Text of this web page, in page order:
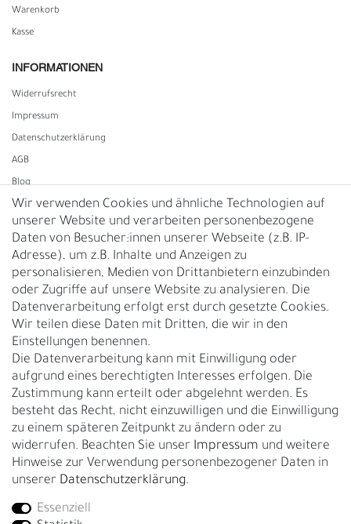
Warenkorb
Kasse
INFORMATIONEN
Widerrufs­recht
Impressum
Daten­schutz­erklärung
AGB
Blog
Vertrag widerrufen
UNTERNEHMEN
Nachhaltigkeit
Kontakt
Über uns
Rückgabe
Gürtelgröße messen
Garantie
GESCHÄFTSKUNDEN & HÄNDLER
B2B Geschäftskunden
Bei Fragen wenden Sie sich direkt an unser Service-Team.
Wir verwenden Cookies und ähnliche Technologien auf
unserer Website und verarbeiten personenbezogene
Daten von Besucher:innen unserer Webseite (z.B. IP-
Adresse), um z.B. Inhalte und Anzeigen zu
personalisieren, Medien von Drittanbietern einzubinden
oder Zugriffe auf unsere Website zu analysieren. Die
Datenverarbeitung erfolgt erst durch gesetzte Cookies.
Wir teilen diese Daten mit Dritten, die wir in den
Einstellungen benennen.
Die Datenverarbeitung kann mit Einwilligung oder
aufgrund eines berechtigten Interesses erfolgen. Die
Zustimmung kann erteilt oder abgelehnt werden. Es
besteht das Recht, nicht einzuwilligen und die Einwilligung
zu einem späteren Zeitpunkt zu ändern oder zu
widerrufen. Beachten Sie unser Impressum und weitere
Hinweise zur Verwendung personenbezogener Daten in
unserer Daten­schutz­erklärung.
Essenziell